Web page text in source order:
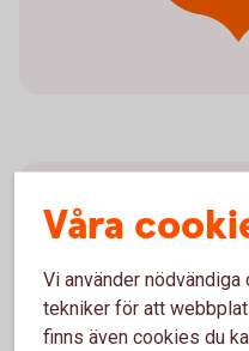
Viktig information
att finnas kvar
OCR som
Det blir
Våra
Vi använder
tekniker för att
finns även cookies du